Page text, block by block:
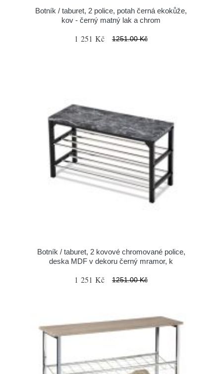
Botník / taburet, 2 police, potah černá ekokůže,
kov - černý matný lak a chrom
1 251 Kč 1251.00 Kč
Botník / taburet, 2 kovové chromované police,
deska MDF v dekoru černý mramor, k
1 251 Kč 1251.00 Kč